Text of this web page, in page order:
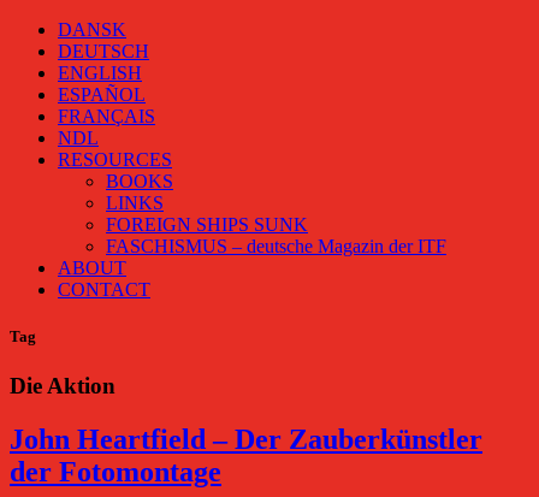
DANSK
DEUTSCH
ENGLISH
ESPAÑOL
FRANÇAIS
NDL
RESOURCES
BOOKS
LINKS
FOREIGN SHIPS SUNK
FASCHISMUS – deutsche Magazin der ITF
ABOUT
CONTACT
Tag
Die Aktion
John Heartfield – Der Zauberkünstler
der Fotomontage